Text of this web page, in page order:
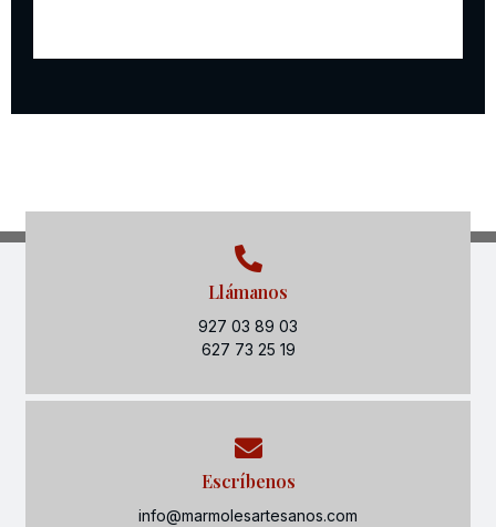
Llámanos
927 03 89 03
627 73 25 19
Escríbenos
info@marmolesartesanos.com